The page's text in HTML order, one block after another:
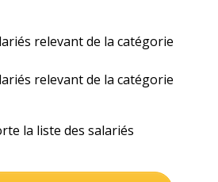
relevant de la catégorie
relevant de la catégorie
la liste des salariés